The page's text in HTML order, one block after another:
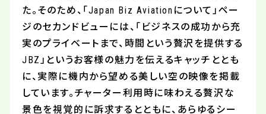
た。そのため、 「Japan Biz Aviationについて」ペー
ジのセカンドビューには、「ビジネスの成功から充
実のプライベートまで、時間という贅沢を提供する
JBZ」というお客様の魅力を伝えるキャッチととも
に、実際に機内から望める美しい空の映像を掲載
しています。チャーター利用時に味わえる贅沢な
景色を視覚的に訴求するとともに、あらゆるシー